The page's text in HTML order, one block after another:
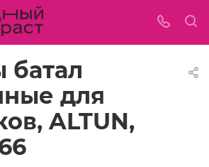
для
ALTUN,